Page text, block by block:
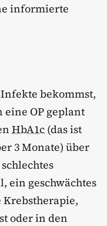
informierte
bekommst,
eine OP geplant
HbA1c (das ist
3 Monate) über
ein geschwächtes
oder in den